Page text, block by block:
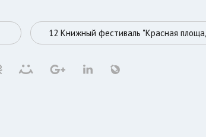
12 Книжный фестиваль "Красная